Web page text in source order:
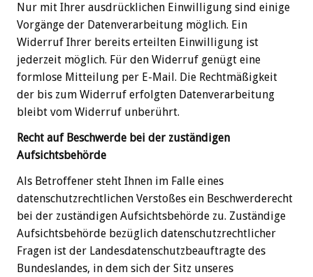
Nur mit Ihrer ausdrücklichen Einwilligung sind einige
Vorgänge der Datenverarbeitung möglich. Ein
Widerruf Ihrer bereits erteilten Einwilligung ist
jederzeit möglich. Für den Widerruf genügt eine
formlose Mitteilung per E-Mail. Die Rechtmäßigkeit
der bis zum Widerruf erfolgten Datenverarbeitung
bleibt vom Widerruf unberührt.
Recht auf Beschwerde bei der zuständigen
Aufsichtsbehörde
Als Betroffener steht Ihnen im Falle eines
datenschutzrechtlichen Verstoßes ein Beschwerderecht
bei der zuständigen Aufsichtsbehörde zu. Zuständige
Aufsichtsbehörde bezüglich datenschutzrechtlicher
Fragen ist der Landesdatenschutzbeauftragte des
Bundeslandes, in dem sich der Sitz unseres